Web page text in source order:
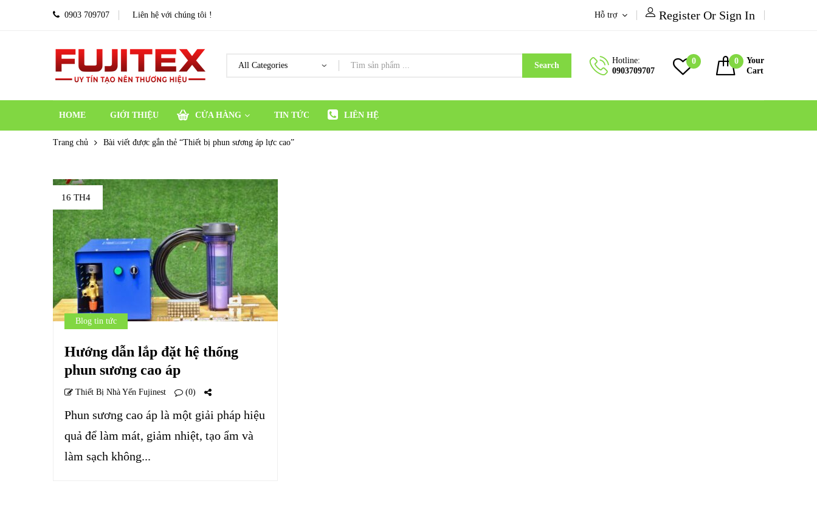
0903 709707 Liên hệ với chúng tôi ! Hỗ trợ Register Or Sign In
Search
Hotline:
0903709707
0 0
Your
Cart
HOME GIỚI THIỆU CỬA HÀNG TIN TỨC LIÊN HỆ
Trang chủ Bài viết được gắn thẻ “Thiết bị phun sương áp lực cao”
16 TH4
Blog tin tức
Hướng dẫn lắp đặt hệ thống
phun sương cao áp
Thiết Bị Nhà Yến Fujinest (0)
Phun sương cao áp là một giải pháp hiệu
quả để làm mát, giảm nhiệt, tạo ẩm và
làm sạch không...